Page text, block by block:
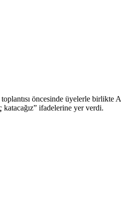
öncesinde üyelerle birlikte
ifadelerine yer verdi.